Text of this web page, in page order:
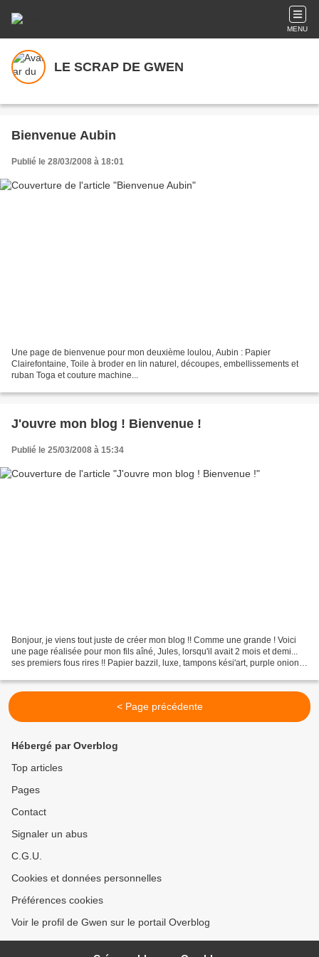
MENU
LE SCRAP DE GWEN
Bienvenue Aubin
Publié le 28/03/2008 à 18:01
Une page de bienvenue pour mon deuxième loulou, Aubin : Papier
Clairefontaine, Toile à broder en lin naturel, découpes, embellissements et
ruban Toga et couture machine...
J'ouvre mon blog ! Bienvenue !
Publié le 25/03/2008 à 15:34
Bonjour, je viens tout juste de créer mon blog !! Comme une grande ! Voici
une page réalisée pour mon fils aîné, Jules, lorsqu'il avait 2 mois et demi...
ses premiers fous rires !! Papier bazzil, luxe, tampons kési'art, purple onion,
< Page précédente
Hébergé par Overblog
Top articles
Pages
Contact
Signaler un abus
C.G.U.
Cookies et données personnelles
Préférences cookies
Voir le profil de Gwen sur le portail Overblog